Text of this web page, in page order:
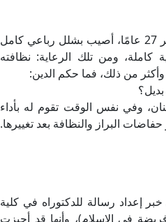
ما حكم لمس عورة المريض من قِبَل زوجة الأب؟ فإن نجلي يبلغ من العمر 27 عامًا، أصيب بشلل رباعي كامل
كاملة، ومن تلك الرعاية: نظافته
من ذلك، فما حكم الدين:
وفي نفس الوقت تقوم له بأداء
البراز والنظافة بعد تغييرها.
إعداد رسالة للدكتوراه في كلية
في الإسلام)، وأنها قد أجيزت